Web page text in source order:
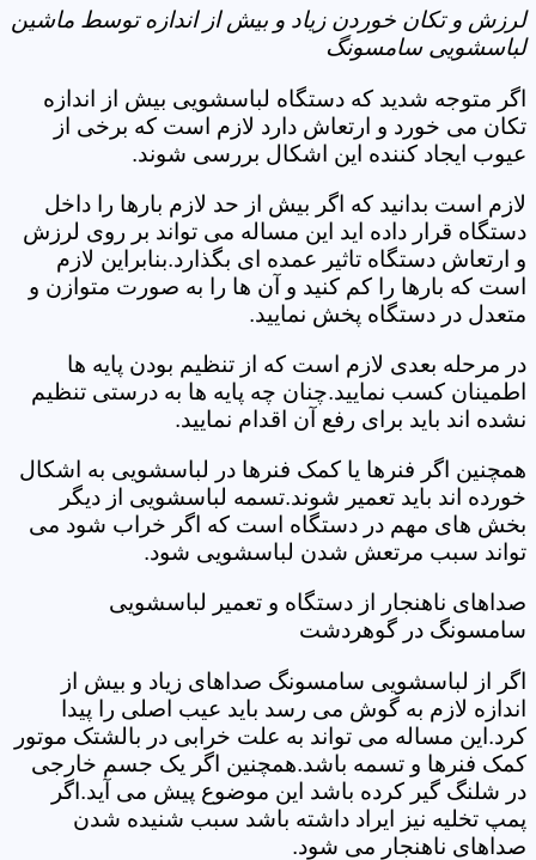
لرزش و تکان خوردن زیاد و بیش از اندازه توسط ماشین
لباسشویی سامسونگ
اگر متوجه شدید که دستگاه لباسشویی بیش از اندازه
تکان می خورد و ارتعاش دارد لازم است که برخی از
عیوب ایجاد کننده این اشکال بررسی شوند.
لازم است بدانید که اگر بیش از حد لازم بارها را داخل
دستگاه قرار داده اید این مساله می تواند بر روی لرزش
و ارتعاش دستگاه تاثیر عمده ای بگذارد.بنابراین لازم
است که بارها را کم کنید و آن ها را به صورت متوازن و
متعدل در دستگاه پخش نمایید.
در مرحله بعدی لازم است که از تنظیم بودن پایه ها
اطمینان کسب نمایید.چنان چه پایه ها به درستی تنظیم
نشده اند باید برای رفع آن اقدام نمایید.
همچنین اگر فنرها یا کمک فنرها در لباسشویی به اشکال
خورده اند باید تعمیر شوند.تسمه لباسشویی از دیگر
بخش های مهم در دستگاه است که اگر خراب شود می
تواند سبب مرتعش شدن لباسشویی شود.
صداهای ناهنجار از دستگاه و تعمیر لباسشویی
سامسونگ در گوهردشت
اگر از لباسشویی سامسونگ صداهای زیاد و بیش از
اندازه لازم به گوش می رسد باید عیب اصلی را پیدا
کرد.این مساله می تواند به علت خرابی در بالشتک موتور
کمک فنرها و تسمه باشد.همچنین اگر یک جسم خارجی
در شلنگ گیر کرده باشد این موضوع پیش می آید.اگر
پمپ تخلیه نیز ایراد داشته باشد سبب شنیده شدن
صداهای ناهنجار می شود.